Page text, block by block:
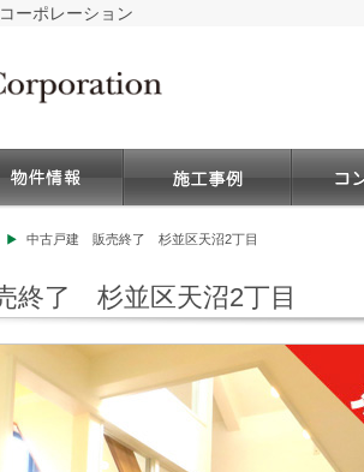
ーポレーション
中古戸建 販売終了 杉並区天沼2丁目
終了 杉並区天沼2丁目